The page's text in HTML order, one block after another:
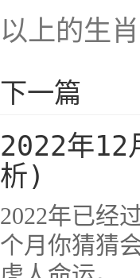
以上的生
下一篇
2022年12
析)
2022年已经
个月你猜猜